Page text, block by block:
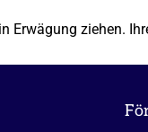
Erwägung ziehen.